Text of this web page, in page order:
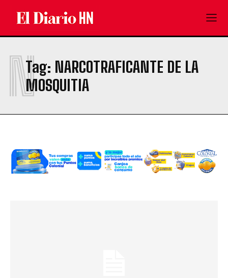
Tag: NARCOTRAFICANTE DE LA
MOSQUITIA
N